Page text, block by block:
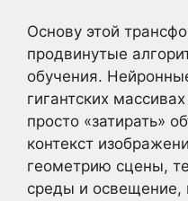
Основу этой
продвинутые
обучения.
гигантских
просто «затирать»
контекст
геометрию сцены,
среды и освещение,